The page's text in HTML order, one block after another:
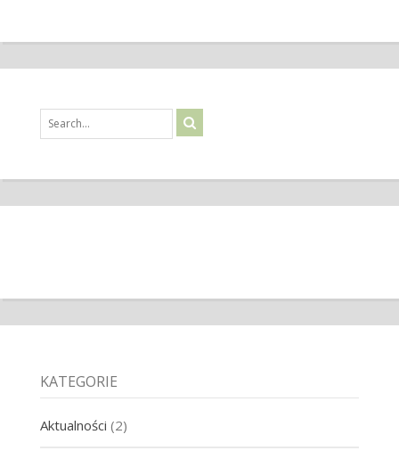
KATEGORIE
Aktualności (2)